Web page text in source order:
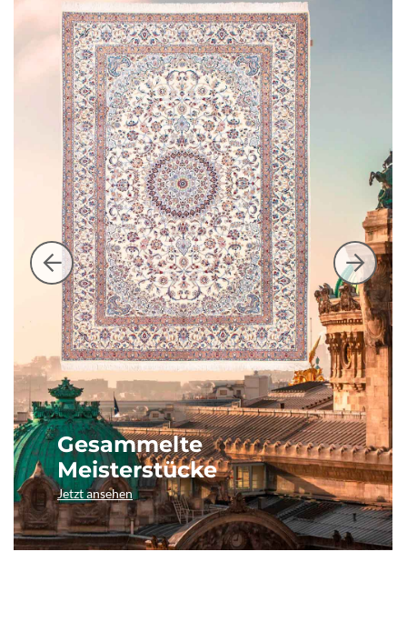
Gesammelte
Meisterstücke
Jetzt ansehen